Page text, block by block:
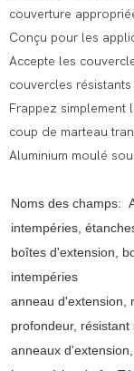
couverture
Conçu pour les
Accepte les
couvercles
Frappez simplement
coup de marteau
Aluminium moulé
Noms des champs:
intempéries,
boîtes d'extension,
intempéries
anneau d'extension,
profondeur,
anneaux